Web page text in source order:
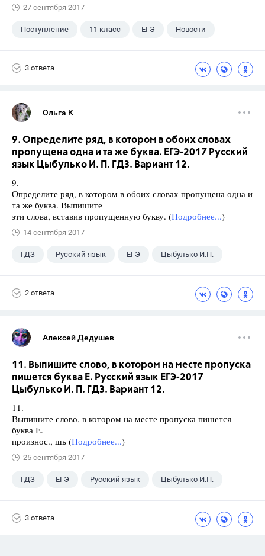
27 сентября 2017
Поступление 11 класс ЕГЭ Новости
3 ответа
Ольга К
9. Определите ряд, в котором в обоих словах
пропущена одна и та же буква. ЕГЭ-2017 Русский
язык Цыбулько И. П. ГДЗ. Вариант 12.
9.
Определите ряд, в котором в обоих словах пропущена одна и
та же буква. Выпишите
эти слова, вставив пропущенную букву. (Подробнее...)
14 сентября 2017
ГДЗ Русский язык ЕГЭ Цыбулько И.П.
2 ответа
Алексей Дедушев
11. Выпишите слово, в котором на месте пропуска
пишется буква Е. Русский язык ЕГЭ-2017
Цыбулько И. П. ГДЗ. Вариант 12.
11.
Выпишите слово, в котором на месте пропуска пишется
буква Е.
произнос., шь (Подробнее...)
25 сентября 2017
ГДЗ ЕГЭ Русский язык Цыбулько И.П.
3 ответа